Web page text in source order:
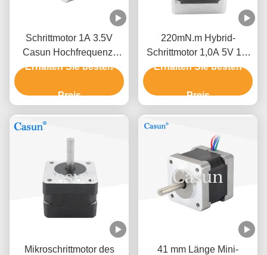
Schrittmotor 1A 3.5V
Casun Hochfrequenz-
ATM-Roboter-Arm-NEMA
Erhalten Sie besten
Preis
220mN.m Hybrid-
Schrittmotor 1,0A 5V 1,8
Grad Vierdrahtmotor
Erhalten Sie besten
Preis
Mikroschrittmotor des
41 mm Länge Mini-